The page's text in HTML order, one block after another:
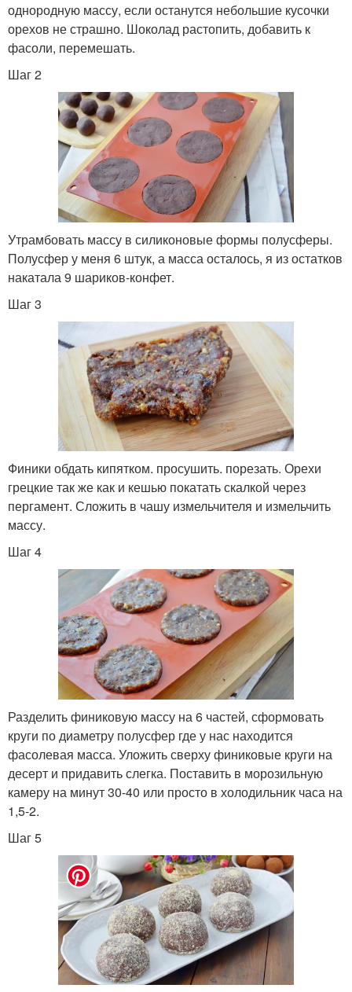
однородную массу, если останутся небольшие кусочки
орехов не страшно. Шоколад растопить, добавить к
фасоли, перемешать.
Шаг 2
Утрамбовать массу в силиконовые формы полусферы.
Полусфер у меня 6 штук, а масса осталось, я из остатков
накатала 9 шариков-конфет.
Шаг 3
Финики обдать кипятком. просушить. порезать. Орехи
грецкие так же как и кешью покатать скалкой через
пергамент. Сложить в чашу измельчителя и измельчить
массу.
Шаг 4
Разделить финиковую массу на 6 частей, сформовать
круги по диаметру полусфер где у нас находится
фасолевая масса. Уложить сверху финиковые круги на
десерт и придавить слегка. Поставить в морозильную
камеру на минут 30-40 или просто в холодильник часа на
1,5-2.
Шаг 5